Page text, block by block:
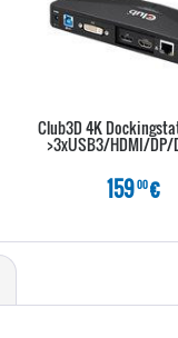
Club3D 4K
>3xUSB3/HDMI/
15900€